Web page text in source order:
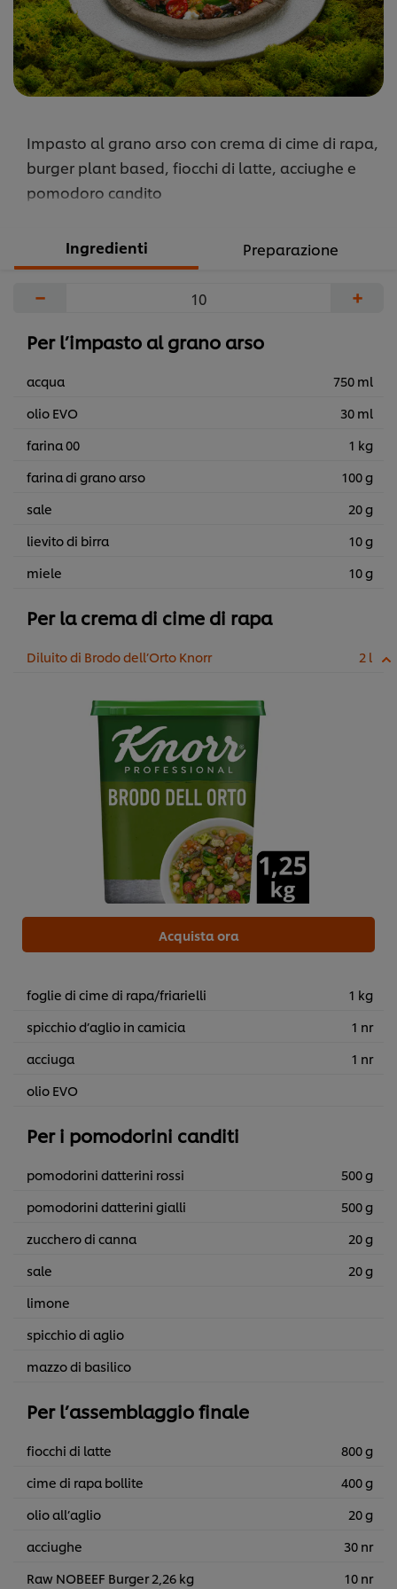
Impasto al grano arso con crema di cime di rapa,
burger plant based, fiocchi di latte, acciughe e
pomodoro candito
Ingredienti Preparazione
− +
Per l’impasto al grano arso
acqua
750 ml
olio EVO
30 ml
farina 00
1 kg
farina di grano arso
100 g
sale
20 g
lievito di birra
10 g
miele
10 g
Per la crema di cime di rapa
Diluito di Brodo dell’Orto Knorr 2 l
Acquista ora
foglie di cime di rapa/friarielli
1 kg
spicchio d’aglio in camicia
1 nr
acciuga
1 nr
olio EVO
Per i pomodorini canditi
pomodorini datterini rossi
500 g
pomodorini datterini gialli
500 g
zucchero di canna
20 g
sale
20 g
limone
spicchio di aglio
mazzo di basilico
Per l’assemblaggio finale
fiocchi di latte
800 g
cime di rapa bollite
400 g
olio all’aglio
20 g
acciughe
30 nr
Raw NOBEEF Burger 2,26 kg
10 nr
Usiamo cookies e tecnologie simili – anche di terze parti
beneficiare di alcune opportunità (come salvare la tua